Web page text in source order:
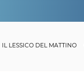
IL LESSICO DEL MATTINO